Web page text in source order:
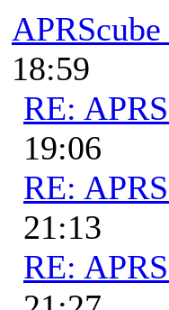
18:59
RE:
19:06
RE:
21:13
RE: